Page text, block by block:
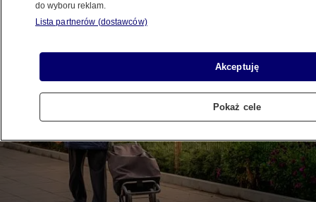
Posłuchaj artykułu
Czyta lektor AI
do wyboru reklam.
Lista partnerów (dostawców)
Akceptuję
Pokaż cele